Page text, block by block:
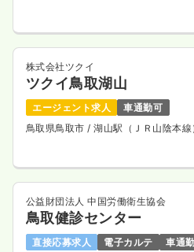
株式会社ツクイ
ツクイ鳥取湖山
エージェント求人
車通勤可
鳥取県鳥取市 / 湖山駅（ＪＲ山陰本
公益財団法人 中国労働衛生協会
鳥取健診センター
直接応募求人 電子カルテ
車通